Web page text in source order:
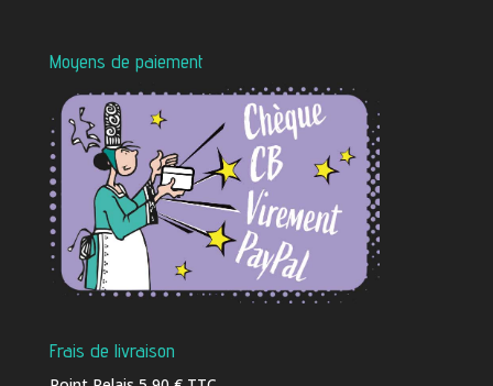
Moyens de paiement
Frais de livraison